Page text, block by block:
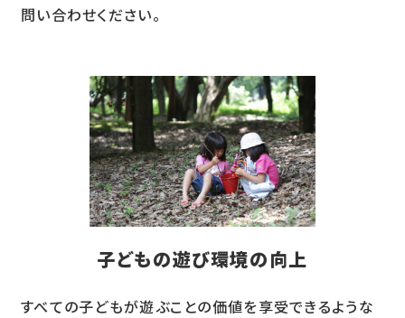
問い合わせください。
子どもの遊び環境の向上
すべての子どもが遊ぶことの価値を享受できるような